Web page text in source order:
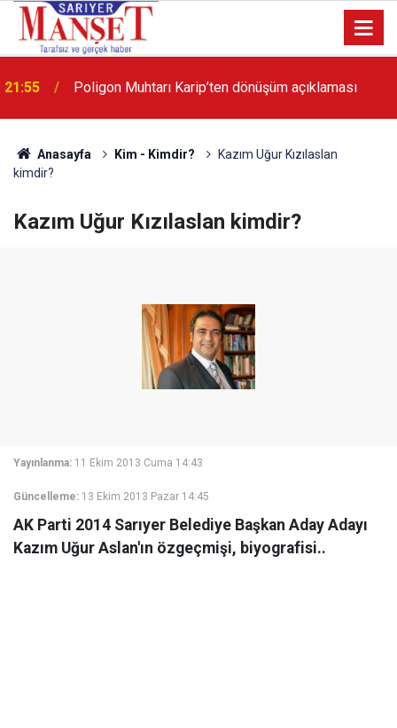
13:36 'Poligon'da İstanbul'a örnek proje gerçekleştirilecek'
Anasayfa Kim - Kimdir?
Kazım Uğur Kızılaslan
kimdir?
Kazım Uğur Kızılaslan kimdir?
Yayınlanma: 11 Ekim 2013 Cuma 14:43
Güncelleme: 13 Ekim 2013 Pazar 14:45
AK Parti 2014 Sarıyer Belediye Başkan Aday Adayı
Kazım Uğur Aslan'ın özgeçmişi, biyografisi..